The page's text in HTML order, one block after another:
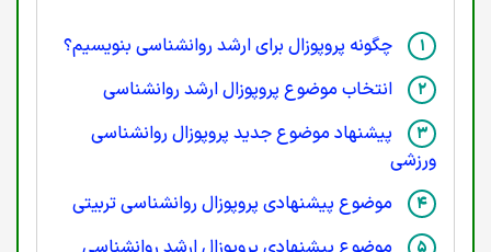
چگونه پروپوزال برای ارشد روانشناسی بنویسیم؟
انتخاب موضوع پروپوزال ارشد روانشناسی
پیشنهاد موضوع جدید پروپوزال روانشناسی
ورزشی
موضوع پیشنهادی پروپوزال روانشناسی تربیتی